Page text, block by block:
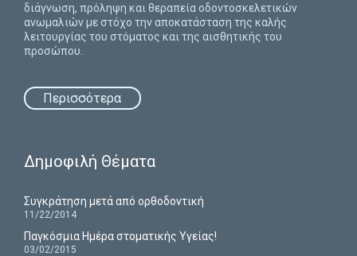
διάγνωση, πρόληψη και θεραπεία οδοντοσκελετικών
ανωμαλιών με στόχο την αποκατάσταση της καλής
λειτουργίας του στόματος και της αισθητικής του
προσώπου.
Περισσότερα
Δημοφιλή Θέματα
Συγκράτηση μετά από ορθοδοντική
11/22/2014
Παγκόσμια Ημέρα στοματικής Υγείας!
03/02/2015